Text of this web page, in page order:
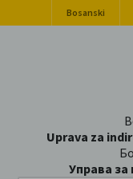
Bosanski
Uprava za
Управа